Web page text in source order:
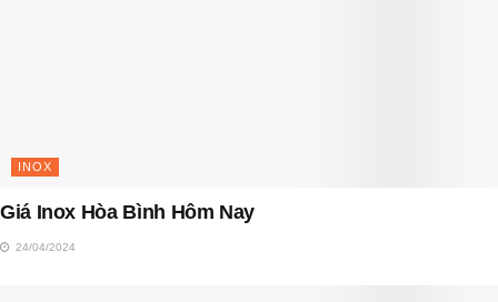
INOX
Giá Inox Hòa Bình Hôm Nay
24/04/2024